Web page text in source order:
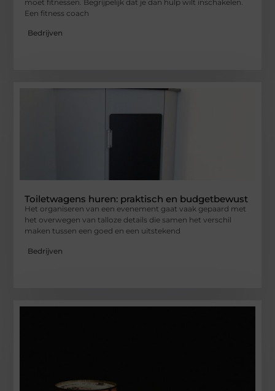
moet fitnessen. Begrijpelijk dat je dan hulp wilt inschakelen.
Een fitness coach
Bedrijven
Toiletwagens huren: praktisch en budgetbewust
Het organiseren van een evenement gaat vaak gepaard met
het overwegen van talloze details die samen het verschil
maken tussen een goed en een uitstekend
Bedrijven